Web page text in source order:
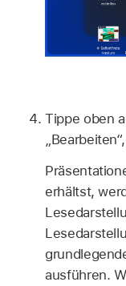
Tippe oben
erhältst,
ausführen.